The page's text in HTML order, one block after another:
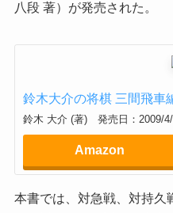
八段 著）が発売された。
鈴木大介の将棋 三間飛車
鈴木 大介 (著) 発売日：2009/
Amazon
本書では、対急戦、対持久